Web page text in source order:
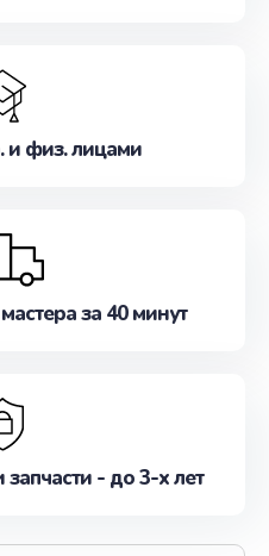
и физ. лицами
за 40 минут
- до 3-х лет